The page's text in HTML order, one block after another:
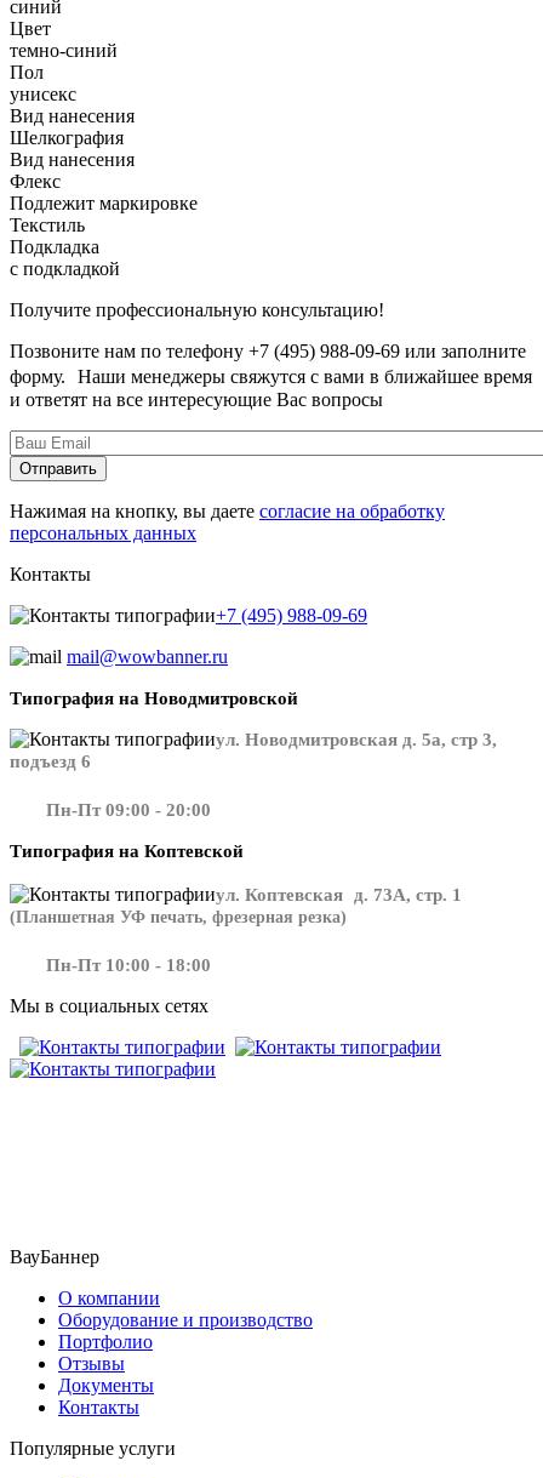
синий
Цвет
темно-синий
Пол
унисекс
Вид нанесения
Шелкография
Вид нанесения
Флекс
Подлежит маркировке
Текстиль
Подкладка
с подкладкой
Получите профессиональную консультацию!
Позвоните нам по телефону +7 (495) 988-09-69 или заполните
форму. Наши менеджеры свяжутся с вами в ближайшее время
и ответят на все интересующие Вас вопросы
Нажимая на кнопку, вы даете согласие на обработку
персональных данных
Контакты
+7 (495) 988-09-69
mail@wowbanner.ru
Типография на Новодмитровской
ул. Новодмитровская д. 5а, стр 3,
подъезд 6
Пн-Пт 09:00 - 20:00
Типография на Коптевской
ул. Коптевская д. 73А, стр. 1
(Планшетная УФ печать, фрезерная резка)
Пн-Пт 10:00 - 18:00
Мы в социальных сетях
ВауБаннер
О компании
Оборудование и производство
Портфолио
Отзывы
Документы
Контакты
Популярные услуги